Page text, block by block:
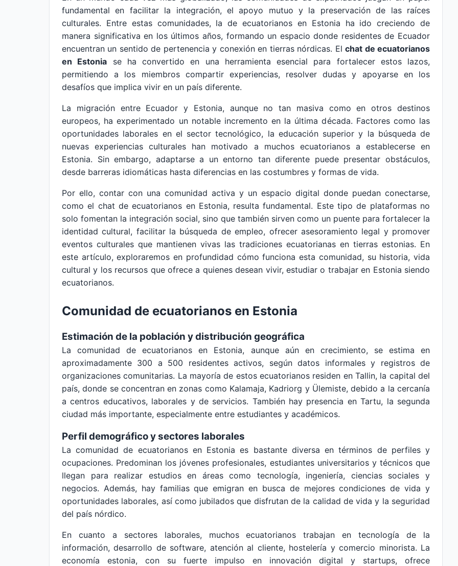
fundamental en facilitar la integración, el apoyo mutuo y la preservación de las raíces
culturales. Entre estas comunidades, la de ecuatorianos en Estonia ha ido creciendo de
manera significativa en los últimos años, formando un espacio donde residentes de Ecuador
encuentran un sentido de pertenencia y conexión en tierras nórdicas. Elchat de ecuatorianos
en Estonia se ha convertido en una herramienta esencial para fortalecer estos lazos,
permitiendo a los miembros compartir experiencias, resolver dudas y apoyarse en los
desafíos que implica vivir en un país diferente.
La migración entre Ecuador y Estonia, aunque no tan masiva como en otros destinos
europeos, ha experimentado un notable incremento en la última década. Factores como las
oportunidades laborales en el sector tecnológico, la educación superior y la búsqueda de
nuevas experiencias culturales han motivado a muchos ecuatorianos a establecerse en
Estonia. Sin embargo, adaptarse a un entorno tan diferente puede presentar obstáculos,
desde barreras idiomáticas hasta diferencias en las costumbres y formas de vida.
Por ello, contar con una comunidad activa y un espacio digital donde puedan conectarse,
como el chat de ecuatorianos en Estonia, resulta fundamental. Este tipo de plataformas no
solo fomentan la integración social, sino que también sirven como un puente para fortalecer la
identidad cultural, facilitar la búsqueda de empleo, ofrecer asesoramiento legal y promover
eventos culturales que mantienen vivas las tradiciones ecuatorianas en tierras estonias. En
este artículo, exploraremos en profundidad cómo funciona esta comunidad, su historia, vida
cultural y los recursos que ofrece a quienes desean vivir, estudiar o trabajar en Estonia siendo
ecuatorianos.
Comunidad de ecuatorianos en Estonia
Estimación de la población y distribución geográfica
La comunidad de ecuatorianos en Estonia, aunque aún en crecimiento, se estima en
aproximadamente 300 a 500 residentes activos, según datos informales y registros de
organizaciones comunitarias. La mayoría de estos ecuatorianos residen en Tallin, la capital del
país, donde se concentran en zonas como Kalamaja, Kadriorg y Ülemiste, debido a la cercanía
a centros educativos, laborales y de servicios. También hay presencia en Tartu, la segunda
ciudad más importante, especialmente entre estudiantes y académicos.
Perfil demográfico y sectores laborales
La comunidad de ecuatorianos en Estonia es bastante diversa en términos de perfiles y
ocupaciones. Predominan los jóvenes profesionales, estudiantes universitarios y técnicos que
llegan para realizar estudios en áreas como tecnología, ingeniería, ciencias sociales y
negocios. Además, hay familias que emigran en busca de mejores condiciones de vida y
oportunidades laborales, así como jubilados que disfrutan de la calidad de vida y la seguridad
del país nórdico.
En cuanto a sectores laborales, muchos ecuatorianos trabajan en tecnología de la
información, desarrollo de software, atención al cliente, hostelería y comercio minorista. La
economía estonia, con su fuerte impulso en innovación digital y startups, ofrece